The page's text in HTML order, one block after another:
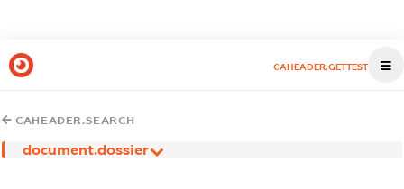
CAHEADER.GETTEST
CAHEADER.SEARCH
document.dossier